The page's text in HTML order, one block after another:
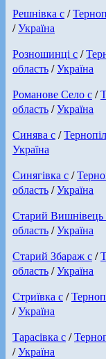
Решнівка с/
/Україна
Розношинці с/
область/Україна
Романове Село с/
область/Україна
Синява с/
Україна
Синягівка с/
область/Україна
Старий Вишнівець
область/Україна
Старий Збараж с/
область/Україна
Стриївка с/
/Україна
Тарасівка с/
/Україна